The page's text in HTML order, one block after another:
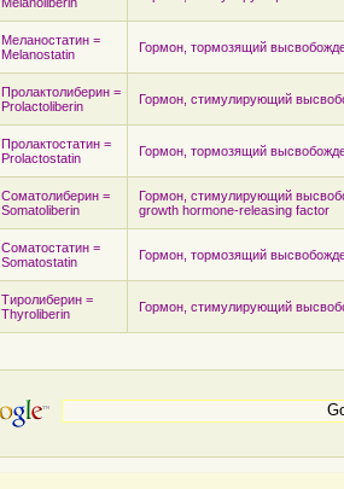
Меланостатин =
Melanostatin
Гормон, тормозящий
Пролактолиберин =
Prolactoliberin
Гормон, стимулирующий
Пролактостатин =
Prolactostatin
Гормон, тормозящий
Соматолиберин =
Somatoliberin
Гормон, стимулирующий
growth hormone-releasing factor
Соматостатин =
Somatostatin
Гормон, тормозящий
Тиролиберин =
Thyroliberin
Гормон, стимулирующий